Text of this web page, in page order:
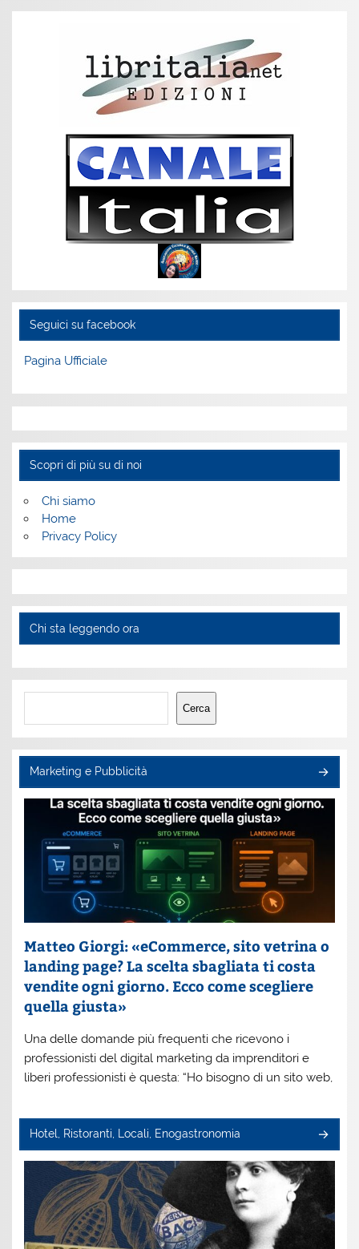
Seguici su facebook
Pagina Ufficiale
Scopri di più su di noi
Chi siamo
Home
Privacy Policy
Chi sta leggendo ora
Cerca
Cerca
Marketing e Pubblicità
Matteo Giorgi: «eCommerce, sito vetrina o
landing page? La scelta sbagliata ti costa
vendite ogni giorno. Ecco come scegliere
quella giusta»
Una delle domande più frequenti che ricevono i
professionisti del digital marketing da imprenditori e
liberi professionisti è questa: “Ho bisogno di un sito web,
Hotel, Ristoranti, Locali, Enogastronomia